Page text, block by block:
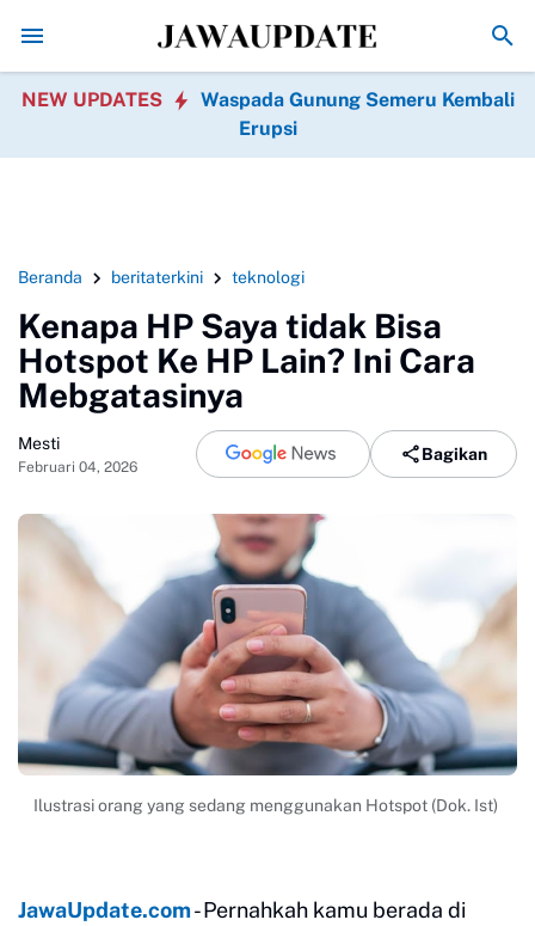
Kuliner Legendaris di Mojokerto yang Wajib Dicicipi,
NEW UPDATES
Waspada Gunung Semeru Kembali
Erupsi
Beranda beritaterkini teknologi
Kenapa HP Saya tidak Bisa
Hotspot Ke HP Lain? Ini Cara
Mebgatasinya
Mesti
Februari 04, 2026
Bagikan
Ilustrasi orang yang sedang menggunakan Hotspot (Dok. Ist)
JawaUpdate.com- Pernahkah kamu berada di